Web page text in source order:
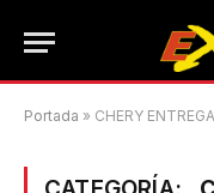
Portada » CHERY